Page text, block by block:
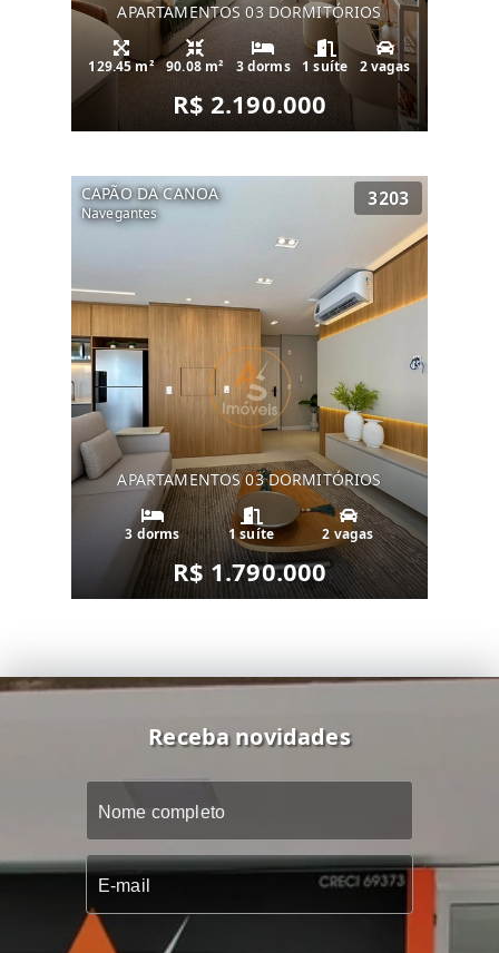
APARTAMENTOS 03 DORMITÓRIOS
129.45 m² 90.08 m² 3 dorms 1 suíte 2 vagas
R$ 2.190.000
CAPÃO DA CANOA
Navegantes
3203
APARTAMENTOS 03 DORMITÓRIOS
3 dorms 1 suíte 2 vagas
R$ 1.790.000
Receba novidades